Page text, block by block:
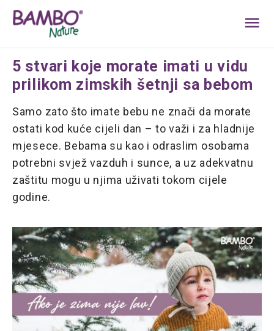
5 stvari koje morate imati u vidu
prilikom zimskih šetnji sa bebom
Samo zato što imate bebu ne znači da morate
ostati kod kuće cijeli dan – to važi i za hladnije
mjesece. Bebama su kao i odraslim osobama
potrebni svjež vazduh i sunce, a uz adekvatnu
zaštitu mogu u njima uživati tokom cijele
godine.